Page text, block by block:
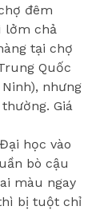
đêm
lởm chả
tại chợ
Quốc
nhưng
Giá
học vào
bò cậu
màu ngay
bị tuột chỉ